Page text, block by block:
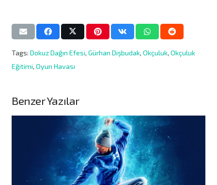
Tags: Dokuz Dağın Efesi, Gürhan Dişbudak, Okçuluk, Okçuluk
Eğitimi, Oyun Havası
Benzer Yazılar